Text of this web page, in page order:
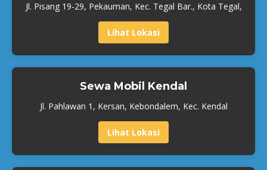
Jl. Pisang 19-29, Pekauman, Kec. Tegal Bar., Kota Tegal,
Lihat Lokasi
Sewa Mobil Kendal
Jl. Pahlawan 1, Kersan, Kebondalem, Kec. Kendal
Lihat Lokasi